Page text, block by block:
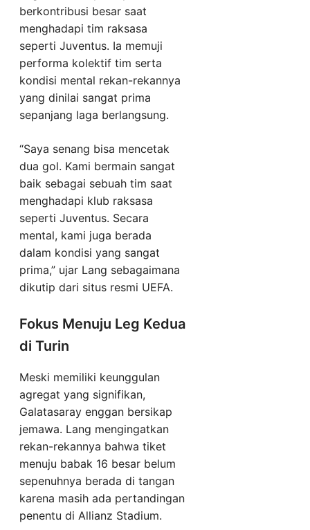
berkontribusi besar saat
menghadapi tim raksasa
seperti Juventus. Ia memuji
performa kolektif tim serta
kondisi mental rekan-rekannya
yang dinilai sangat prima
sepanjang laga berlangsung.
“Saya senang bisa mencetak
dua gol. Kami bermain sangat
baik sebagai sebuah tim saat
menghadapi klub raksasa
seperti Juventus. Secara
mental, kami juga berada
dalam kondisi yang sangat
prima,” ujar Lang sebagaimana
dikutip dari situs resmi UEFA.
Fokus Menuju Leg Kedua
di Turin
Meski memiliki keunggulan
agregat yang signifikan,
Galatasaray enggan bersikap
jemawa. Lang mengingatkan
rekan-rekannya bahwa tiket
menuju babak 16 besar belum
sepenuhnya berada di tangan
karena masih ada pertandingan
penentu di Allianz Stadium.